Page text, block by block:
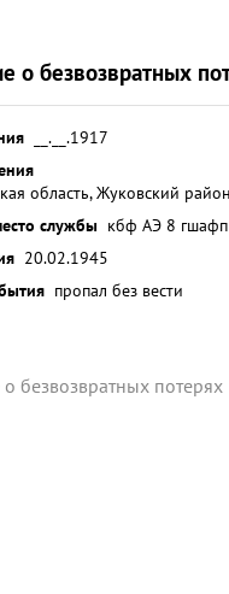
о безвозвратных
__.__.1917
область, Жуковский район
службы кбф АЭ 8 гшафп
20.02.1945
пропал без вести
безвозвратных потерях